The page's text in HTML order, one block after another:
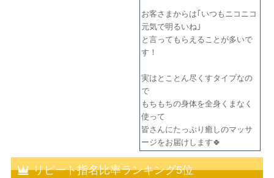
お客さまからは｢いつもニコニコ
元気で明るいね｣
と言ってもらえることが多いで
す！
実はとことん尽くすタイプなの
で
もちもちの身体を全身くまなく
使って
皆さんにたっぷり癒しのマッサ
ージをお届けします🍀
リピート指名比率ランキング5位